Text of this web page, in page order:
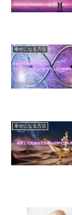
幸せになる方法
幸せになる方法